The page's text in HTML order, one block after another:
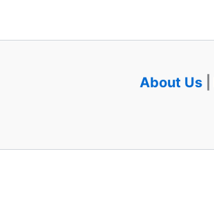
About Us